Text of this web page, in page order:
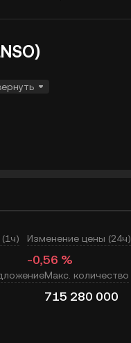
Изменение цены (24ч)
-0,56 %
Макс. количество
715 280 000